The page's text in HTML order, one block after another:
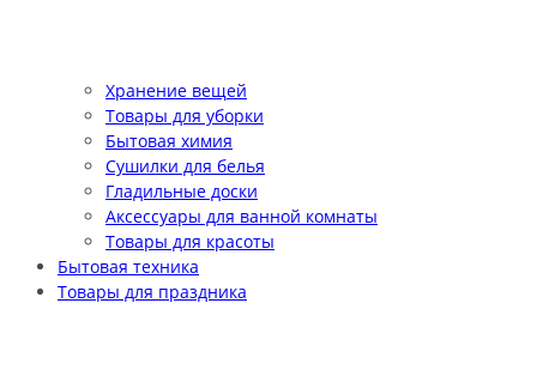
Хранение вещей
Товары для уборки
Бытовая химия
Сушилки для белья
Гладильные доски
Аксессуары для ванной комнаты
Товары для красоты
Бытовая техника
Товары для праздника